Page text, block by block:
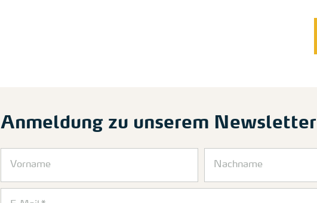
Anmeldung zu unserem Newsletter